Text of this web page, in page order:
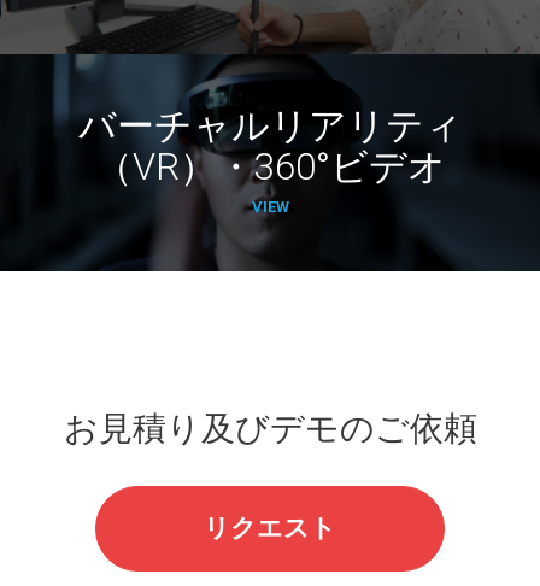
バーチャルリアリティ
（VR）・360°ビデオ
VIEW
お見積り及びデモのご依頼
リクエスト